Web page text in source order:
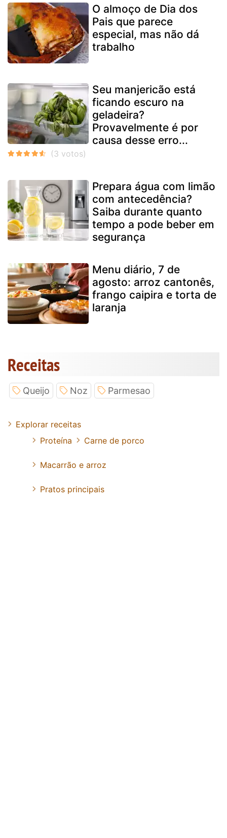
O almoço de Dia dos
Pais que parece
especial, mas não dá
trabalho
Seu manjericão está
ficando escuro na
geladeira?
Provavelmente é por
causa desse erro...
Prepara água com limão
com antecedência?
Saiba durante quanto
tempo a pode beber em
segurança
Menu diário, 7 de
agosto: arroz cantonês,
frango caipira e torta de
laranja
Receitas
Queijo Noz Parmesao
Explorar receitas
Proteína
Carne de porco
Macarrão e arroz
Pratos principais